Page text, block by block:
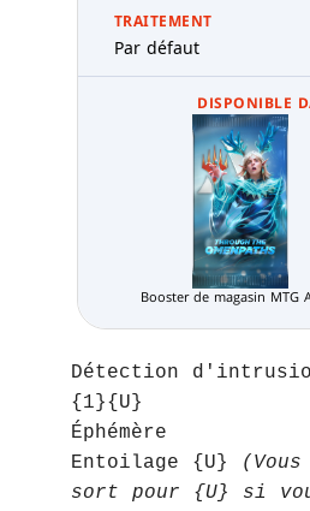
TRAITEMENT
Par défaut
DISPONIBLE
Booster de magasin MTG
Détection
{1}{U}
Éphémère
Entoilage {U}
sort pour {U} si